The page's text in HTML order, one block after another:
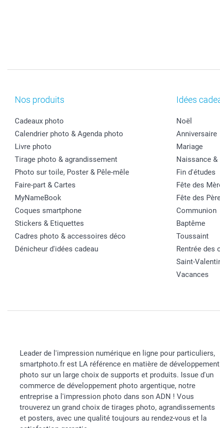
Nos produits
Cadeaux photo
Calendrier photo & Agenda photo
Livre photo
Tirage photo & agrandissement
Photo sur toile, Poster & Pêle-mêle
Faire-part & Cartes
MyNameBook
Coques smartphone
Stickers & Etiquettes
Cadres photo & accessoires déco
Dénicheur d'idées cadeau
Idées
Noël
Anniversaire
Mariage
Naissance &
Fin d'études
Fête des
Fête des
Communion
Baptême
Toussaint
Rentrée des
Saint-
Vacances
Leader de l'impression numérique en ligne pour particuliers,
smartphoto.fr est LA référence en matière de développement
photo sur un large choix de supports et produits. Issue d'un
commerce de développement photo argentique, notre
entreprise a l'impression photo dans son ADN ! Vous
trouverez un grand choix de tirages photo, agrandissements
et posters, avec une qualité toujours au rendez-vous et la